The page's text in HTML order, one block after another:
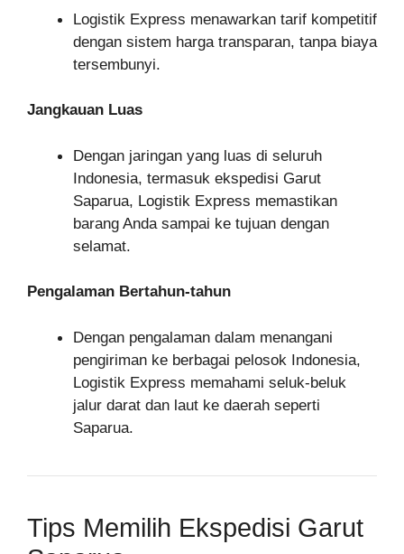
Logistik Express menawarkan tarif kompetitif
dengan sistem harga transparan, tanpa biaya
tersembunyi.
Jangkauan Luas
Dengan jaringan yang luas di seluruh
Indonesia, termasuk ekspedisi Garut
Saparua, Logistik Express memastikan
barang Anda sampai ke tujuan dengan
selamat.
Pengalaman Bertahun-tahun
Dengan pengalaman dalam menangani
pengiriman ke berbagai pelosok Indonesia,
Logistik Express memahami seluk-beluk
jalur darat dan laut ke daerah seperti
Saparua.
Tips Memilih Ekspedisi Garut